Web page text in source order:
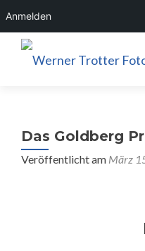
Das Goldberg
Veröffentlicht am März
Anmelden